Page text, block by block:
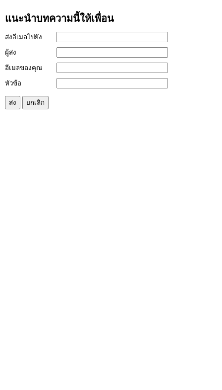
แนะนำบทความนี้ให้เพื่อน
ส่งอีเมลไปยัง
ผู้ส่ง
อีเมลของคุณ
หัวข้อ
ส่ง ยกเลิก